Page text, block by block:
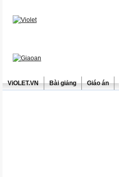
ViOLET.VN Bài giảng Giáo án